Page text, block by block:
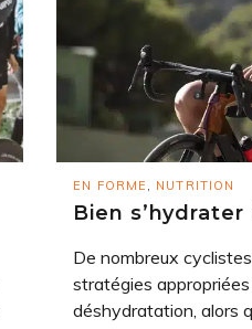
EN FORME , NUTRITION
Bien s’hydrater
De nombreux
stratégies
déshydratation, alors